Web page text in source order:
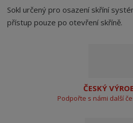
Sokl určený pro osazení skříní
přístup pouze po otevření skříně.
ČESKÝ
Podpořte s námi další